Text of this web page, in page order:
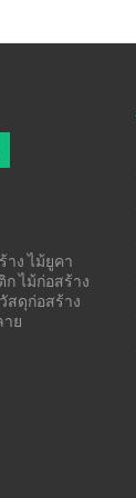
าง ไม้ยูคา
ไม้ก่อสร้าง
สดุก่อสร้าง
ย